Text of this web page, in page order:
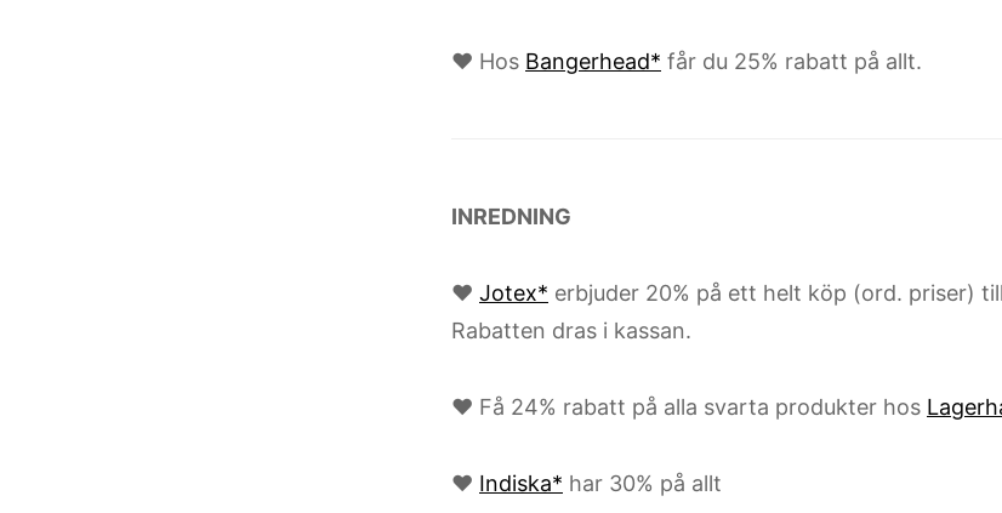
♥ Hos Bangerhead* får du 25% rabatt på allt.
INREDNING
♥ Jotex* erbjuder 20% på ett helt köp (ord. priser)
Rabatten dras i kassan.
♥ Få 24% rabatt på alla svarta produkter hos
♥ Indiska* har 30% på allt